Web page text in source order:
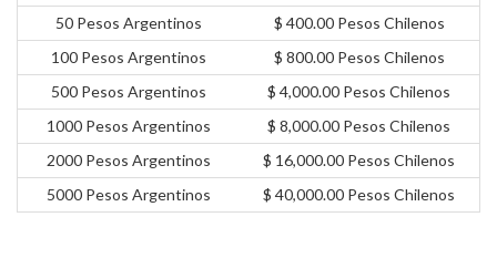
50 Pesos Argentinos
$ 400.00 Pesos Chilenos
100 Pesos Argentinos
$ 800.00 Pesos Chilenos
500 Pesos Argentinos
$ 4,000.00 Pesos Chilenos
1000 Pesos Argentinos
$ 8,000.00 Pesos Chilenos
2000 Pesos Argentinos
$ 16,000.00 Pesos Chilenos
5000 Pesos Argentinos
$ 40,000.00 Pesos Chilenos